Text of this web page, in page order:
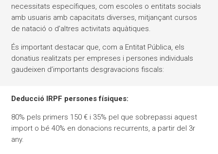
necessitats específiques, com escoles o entitats socials
amb usuaris amb capacitats diverses, mitjançant cursos
de natació o d’altres activitats aquàtiques.
És important destacar que, com a Entitat Pública, els
donatius realitzats per empreses i persones individuals
gaudeixen d’importants desgravacions fiscals:
Deducció IRPF persones físiques:
80% pels primers 150 € i 35% pel que sobrepassi aquest
import o bé 40% en donacions recurrents, a partir del 3r
any.